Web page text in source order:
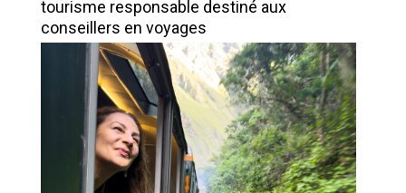
tourisme responsable destiné aux
conseillers en voyages